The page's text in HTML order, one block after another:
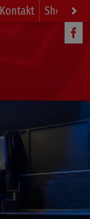
Kontakt Shop